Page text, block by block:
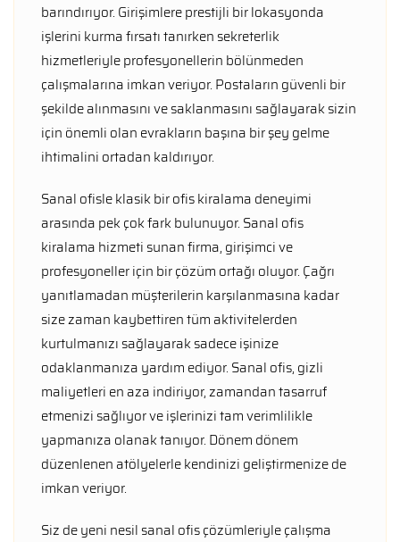
barındırıyor. Girişimlere prestijli bir lokasyonda
işlerini kurma fırsatı tanırken sekreterlik
hizmetleriyle profesyonellerin bölünmeden
çalışmalarına imkan veriyor. Postaların güvenli bir
şekilde alınmasını ve saklanmasını sağlayarak sizin
için önemli olan evrakların başına bir şey gelme
ihtimalini ortadan kaldırıyor.
Sanal ofisle klasik bir ofis kiralama deneyimi
arasında pek çok fark bulunuyor. Sanal ofis
kiralama hizmeti sunan firma, girişimci ve
profesyoneller için bir çözüm ortağı oluyor. Çağrı
yanıtlamadan müşterilerin karşılanmasına kadar
size zaman kaybettiren tüm aktivitelerden
kurtulmanızı sağlayarak sadece işinize
odaklanmanıza yardım ediyor. Sanal ofis, gizli
maliyetleri en aza indiriyor, zamandan tasarruf
etmenizi sağlıyor ve işlerinizi tam verimlilikle
yapmanıza olanak tanıyor. Dönem dönem
düzenlenen atölyelerle kendinizi geliştirmenize de
imkan veriyor.
Siz de yeni nesil sanal ofis çözümleriyle çalışma